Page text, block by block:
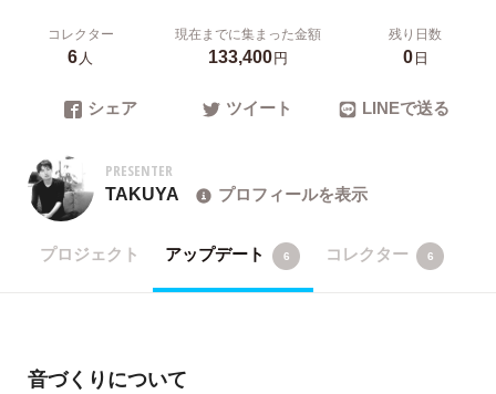
コレクター
6人
現在までに集まった金額
133,400円
残り日数
0日
シェア ツイート LINEで送る
PRESENTER
TAKUYA プロフィールを表示
プロジェクト アップデート 6 コレクター 6
音づくりについて